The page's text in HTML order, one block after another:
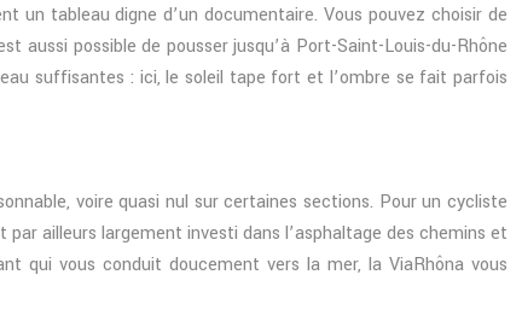
un tableau digne d’un documentaire. Vous pouvez choisir de
aussi possible de pousser jusqu’à Port-Saint-Louis-du-Rhône
suffisantes : ici, le soleil tape fort et l’ombre se fait parfois
voire quasi nul sur certaines sections. Pour un cycliste
ailleurs largement investi dans l’asphaltage des chemins et
qui vous conduit doucement vers la mer, la ViaRhôna vous